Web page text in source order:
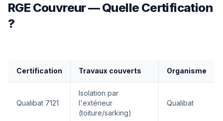
RGE Couvreur — Quelle Certification
?
Certification Travaux couverts Organisme
Qualibat 7121
Isolation par
l'extérieur
(toiture/sarking)
Qualibat